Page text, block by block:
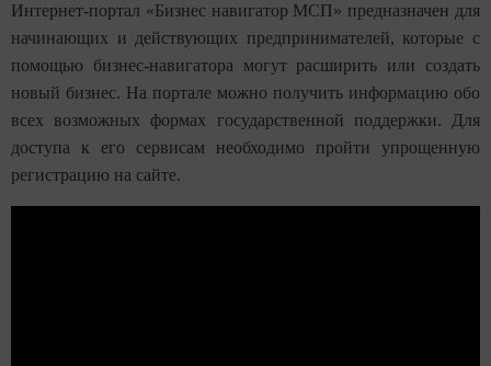
Интернет-портал «Бизнес навигатор МСП» предназначен для
начинающих и действующих предпринимателей, которые с
помощью бизнес-навигатора могут расширить или создать
новый бизнес. На портале можно получить информацию обо
всех возможных формах государственной поддержки. Для
доступа к его сервисам необходимо пройти упрощенную
регистрацию на сайте.